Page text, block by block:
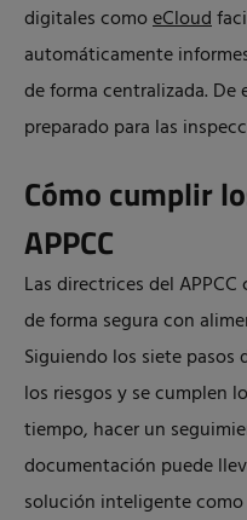
digitales comoeCloud
automáticamente
de forma centralizada. De
preparado para las
Cómo cumplir
APPCC
Las directrices del
de forma segura con
Siguiendo los siete pasos
los riesgos y se cumplen
tiempo, hacer un
documentación puede
solución inteligente